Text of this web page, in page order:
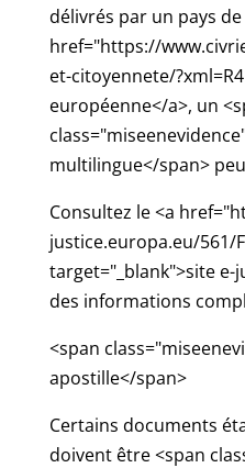
délivrés par un pays
href="https://
et-citoyennete/
européenne</a>, un
multilingue</span>
Consultez le <a
justice.europa.eu/561/
target="_blank">site
des informations
<span
apostille</span>
Certains documents
doivent être <span